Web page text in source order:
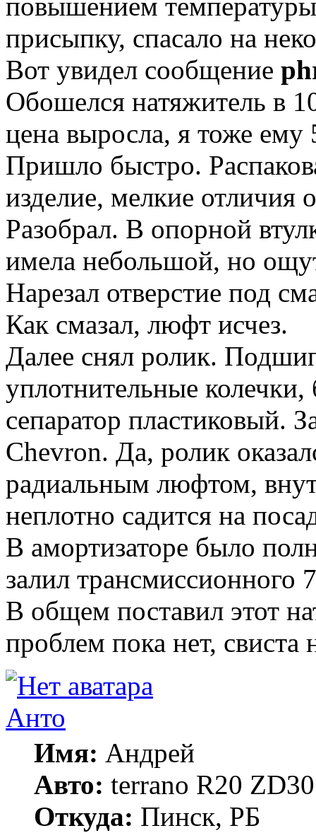
присыпку, спасало на
Вот увидел сообщение
Обошелся натяжитель в
цена выросла, я тоже ему
Пришло быстро.
изделие, мелкие отличия
Разобрал. В опорной
имела небольшой, но
Нарезал отверстие под
Как смазал, люфт исчез.
Далее снял ролик.
уплотнительные колечки,
сепаратор пластиковый.
Chevron. Да, ролик
радиальным люфтом,
неплотно садится на
В амортизаторе было
залил трансмиссионного
В общем поставил этот
проблем пока нет, свиста
Анто
Имя: Андрей
Авто: terrano R20 ZD30
Откуда: Пинск, РБ